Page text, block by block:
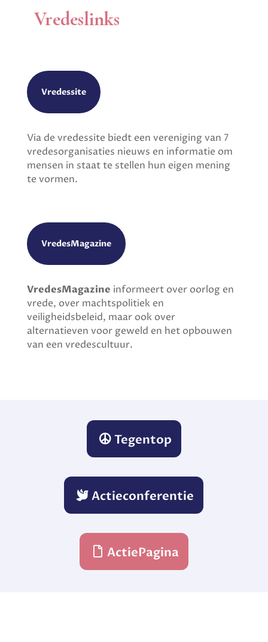
Vredeslinks
Vredessite
Via de vredessite biedt een vereniging van 7
vredesorganisaties nieuws en informatie om
mensen in staat te stellen hun eigen mening
te vormen.
VredesMagazine
VredesMagazine informeert over oorlog en
vrede, over machtspolitiek en
veiligheidsbeleid, maar ook over
alternatieven voor geweld en het opbouwen
van een vredescultuur.
 Tegentop
 Actieconferentie
 ActiePagina